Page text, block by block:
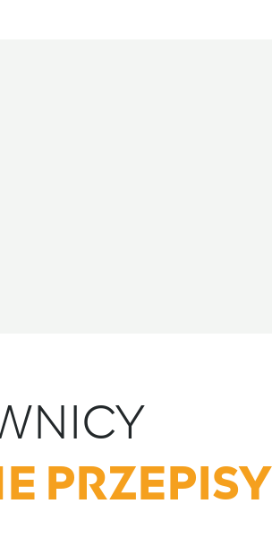
PRZEPISY